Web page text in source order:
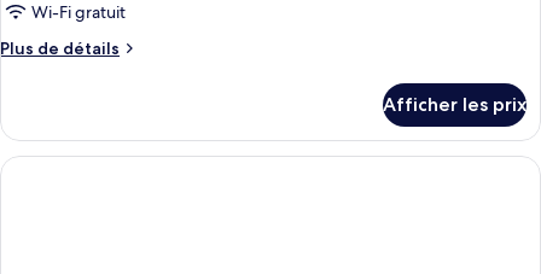
Wi-Fi gratuit
Plus de détails
Plus
Chambre
Afficher les prix